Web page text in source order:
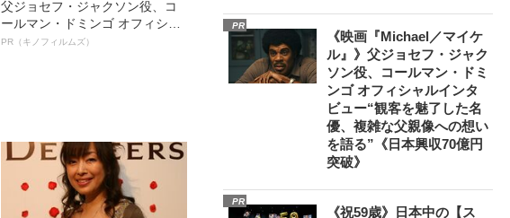
父ジョセフ・ジャクソン役、コ
ールマン・ドミンゴ オフィシャ
ルインタビュー“観客を魅了した
PR（キノフィルムズ）
PR
《映画『Michael／マイケ
ル』》父ジョセフ・ジャク
ソン役、コールマン・ドミ
ンゴ オフィシャルインタ
ビュー“観客を魅了した名
優、複雑な父親像への想い
を語る”《日本興収70億円
突破》
PR
《祝59歳》日本中の【ス